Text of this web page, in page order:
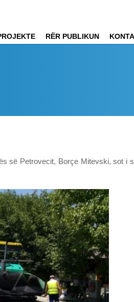
RËR PUBLIKUN
së Petrovecit, Borçe Mitevski, sot i